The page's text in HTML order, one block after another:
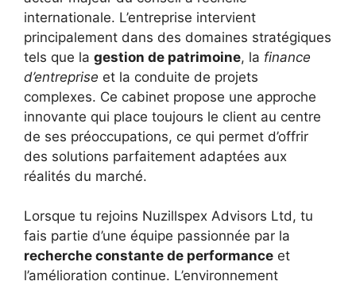
internationale. L’entreprise intervient
principalement dans des domaines stratégiques
tels que la gestion de patrimoine, la finance
d’entreprise et la conduite de projets
complexes. Ce cabinet propose une approche
innovante qui place toujours le client au centre
de ses préoccupations, ce qui permet d’offrir
des solutions parfaitement adaptées aux
réalités du marché.
Lorsque tu rejoins Nuzillspex Advisors Ltd, tu
fais partie d’une équipe passionnée par la
recherche constante de performance et
l’amélioration continue. L’environnement